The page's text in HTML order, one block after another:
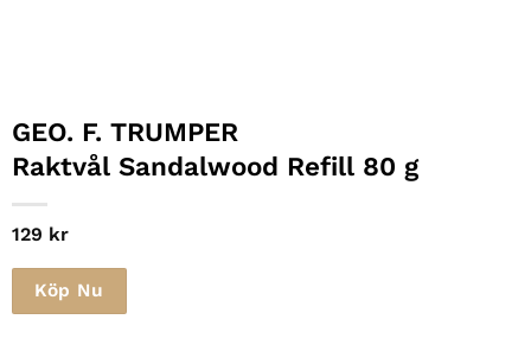
GEO. F. TRUMPER
Raktvål Sandalwood Refill 80 g
129 kr
Köp Nu